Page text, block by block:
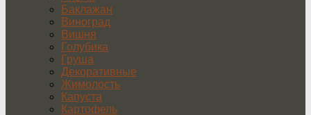
Баклажан
Виноград
Вишня
Голубика
Груша
Декоративные
Жимолость
Капуста
Картофель